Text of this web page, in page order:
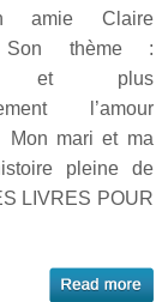
amie Claire
Son thème :
et plus
l’amour
Mon mari et ma
pleine de
LIVRES POUR